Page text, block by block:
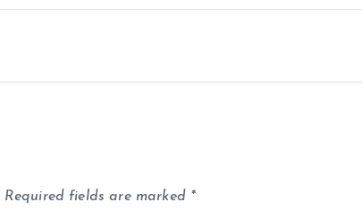
Required fields are marked *